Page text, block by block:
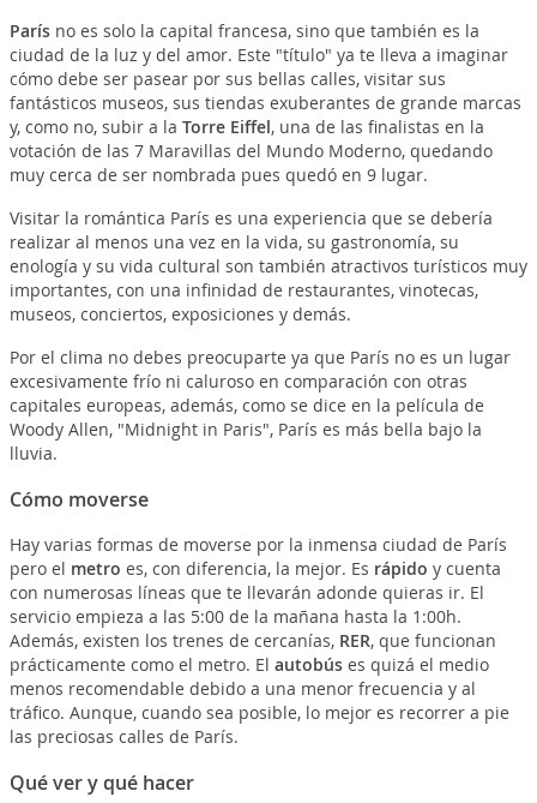
París no es solo la capital francesa, sino que también es la
ciudad de la luz y del amor. Este "título" ya te lleva a imaginar
cómo debe ser pasear por sus bellas calles, visitar sus
fantásticos museos, sus tiendas exuberantes de grande marcas
y, como no, subir a la Torre Eiffel, una de las finalistas en la
votación de las 7 Maravillas del Mundo Moderno, quedando
muy cerca de ser nombrada pues quedó en 9 lugar.
Visitar la romántica París es una experiencia que se debería
realizar al menos una vez en la vida, su gastronomía, su
enología y su vida cultural son también atractivos turísticos muy
importantes, con una infinidad de restaurantes, vinotecas,
museos, conciertos, exposiciones y demás.
Por el clima no debes preocuparte ya que París no es un lugar
excesivamente frío ni caluroso en comparación con otras
capitales europeas, además, como se dice en la película de
Woody Allen, "Midnight in Paris", París es más bella bajo la
lluvia.
Cómo moverse
Hay varias formas de moverse por la inmensa ciudad de París
pero el metro es, con diferencia, la mejor. Es rápido y cuenta
con numerosas líneas que te llevarán adonde quieras ir. El
servicio empieza a las 5:00 de la mañana hasta la 1:00h.
Además, existen los trenes de cercanías, RER, que funcionan
prácticamente como el metro. El autobúses quizá el medio
menos recomendable debido a una menor frecuencia y al
tráfico. Aunque, cuando sea posible, lo mejor es recorrer a pie
las preciosas calles de París.
Qué ver y qué hacer